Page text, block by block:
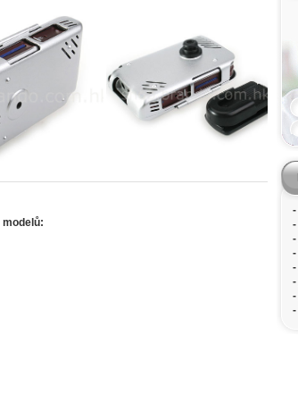
-
-
-
-
-
-
-
-